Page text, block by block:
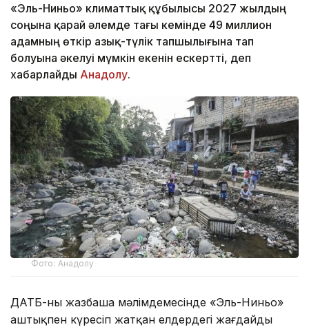
«Эль-Ниньо» климаттық құбылысы 2027 жылдың
соңына қарай әлемде тағы кемінде 49 миллион
адамның өткір азық-түлік тапшылығына тап
болуына әкелуі мүмкін екенін ескертті, деп
хабарлайды Анадолу.
Фото: Анадолу
ДАТБ-ның жазбаша мәлімдемесінде «Эль-Ниньо»
аштықпен күресіп жатқан елдердегі жағдайды